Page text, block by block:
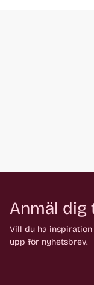
Anmäl
Vill du ha
upp för nyhetsbrev.